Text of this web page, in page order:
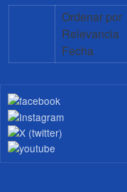
Ordenar por
Relevancia
Fecha